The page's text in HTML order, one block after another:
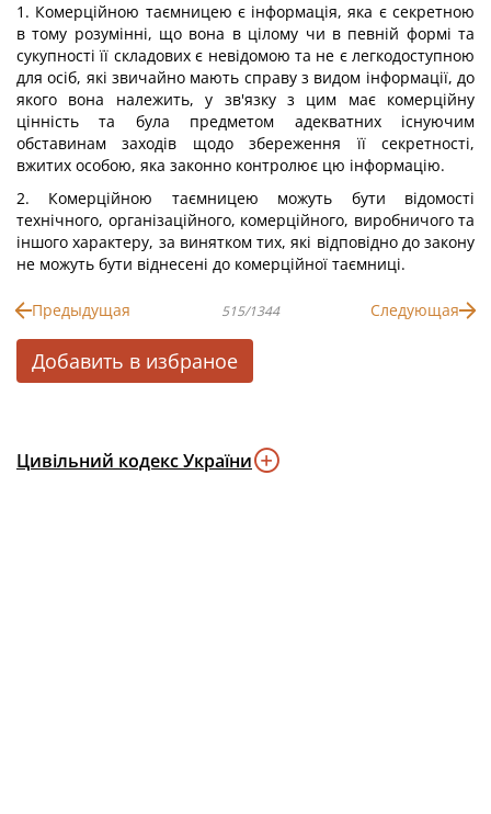
1. Комерційною таємницею є інформація, яка є секретною
в тому розумінні, що вона в цілому чи в певній формі та
сукупності її складових є невідомою та не є легкодоступною
для осіб, які звичайно мають справу з видом інформації, до
якого вона належить, у зв'язку з цим має комерційну
цінність та була предметом адекватних існуючим
обставинам заходів щодо збереження її секретності,
вжитих особою, яка законно контролює цю інформацію.
2. Комерційною таємницею можуть бути відомості
технічного, організаційного, комерційного, виробничого та
іншого характеру, за винятком тих, які відповідно до закону
не можуть бути віднесені до комерційної таємниці.
Предыдущая 515/1344 Следующая
Добавить в избраное
Цивільний кодекс України